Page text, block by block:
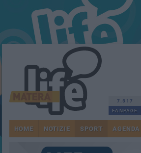
7.517
FANPAGE
HOME NOTIZIE SPORT AGENDA